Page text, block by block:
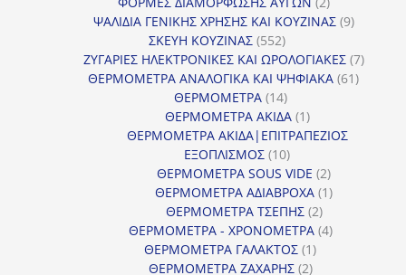
προϊόντα
ΨΑΛΙΔΙΑ ΓΕΝΙΚΗΣ ΧΡΗΣΗΣ ΚΑΙ ΚΟΥΖΙΝΑΣ 99
ΣΚΕΥΗ ΚΟΥΖΙΝΑΣ 552552
προϊόντα
ΖΥΓΑΡΙΕΣ ΗΛΕΚΤΡΟΝΙΚΕΣ ΚΑΙ ΩΡΟΛΟΓΙΑΚΕΣ 77
ΘΕΡΜΟΜΕΤΡΑ ΑΝΑΛΟΓΙΚΑ ΚΑΙ ΨΗΦΙΑΚΑ 6161
ΘΕΡΜΟΜΕΤΡΑ 1414
προϊόντα
ΘΕΡΜΟΜΕΤΡΑ ΑΚΙΔΑ 11
προϊόν
ΘΕΡΜΟΜΕΤΡΑ ΑΚΙΔΑ|ΕΠΙΤΡΑΠΕΖΙΟΣ
ΕΞΟΠΛΙΣΜΟΣ 1010
προϊόντα
ΘΕΡΜΟΜΕΤΡΑ SOUS VIDE 22
προϊόντα
ΘΕΡΜΟΜΕΤΡΑ ΑΔΙΑΒΡΟΧΑ 11
ΘΕΡΜΟΜΕΤΡΑ ΤΣΕΠΗΣ 22
προϊόντα
ΘΕΡΜΟΜΕΤΡΑ - ΧΡΟΝΟΜΕΤΡΑ 44
ΘΕΡΜΟΜΕΤΡΑ ΓΑΛΑΚΤΟΣ 11
προϊόν
ΘΕΡΜΟΜΕΤΡΑ ΖΑΧΑΡΗΣ 22